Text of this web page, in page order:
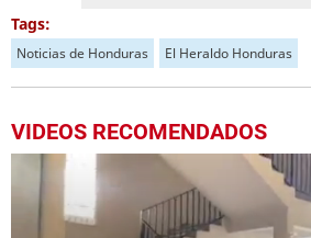
Tags:
Noticias de Honduras El Heraldo Honduras
VIDEOS RECOMENDADOS